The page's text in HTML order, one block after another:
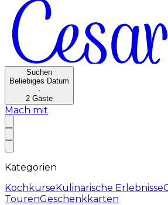
Suchen
Beliebiges Datum
·
2 Gäste
Mach mit
Kategorien
KochkurseKulinarische Erlebnisse
TourenGeschenkkarten